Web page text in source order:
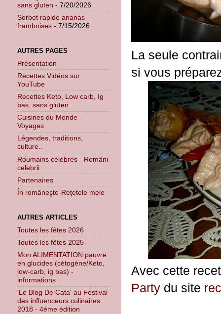
La seule
si vous
Avec cette
Party du site
sans gluten - 7/20/2026
Sorbet rapide ananas
framboises - 7/15/2026
AUTRES PAGES
Présentation
Recettes Vidéos sur
YouTube
Recettes Keto, Low carb, Ig
bas, sans gluten...
Cuisines du Monde -
Voyages
Légendes, traditions,
culture..
Roumains célèbres - Români
celebrii
Partenaires
În româneşte-Rețetele mele
AUTRES ARTICLES
Toutes les fêtes 2026
Toutes les fêtes 2025
Mon ALIMENTATION pauvre
en glucides (cétogène/Keto,
low-carb, ig bas) -
informations
'Le Blog De Cata' au Festival
des influenceurs culinaires
2018 - 4ème édition